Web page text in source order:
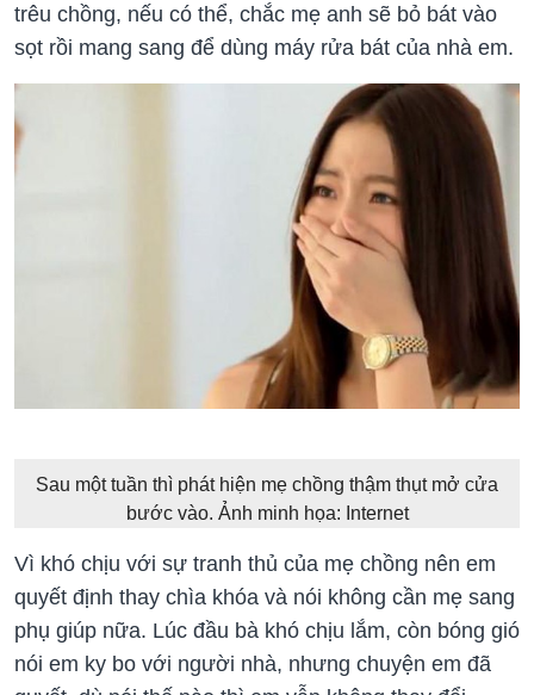
trêu chồng, nếu có thể, chắc mẹ anh sẽ bỏ bát vào
sọt rồi mang sang để dùng máy rửa bát của nhà em.
Sau một tuần thì phát hiện mẹ chồng thậm thụt mở cửa
bước vào. Ảnh minh họa: Internet
Vì khó chịu với sự tranh thủ của mẹ chồng nên em
quyết định thay chìa khóa và nói không cần mẹ sang
phụ giúp nữa. Lúc đầu bà khó chịu lắm, còn bóng gió
nói em ky bo với người nhà, nhưng chuyện em đã